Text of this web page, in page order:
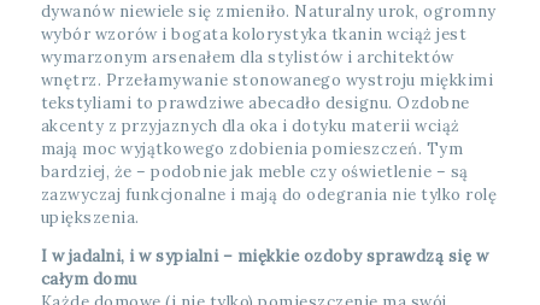
dywanów niewiele się zmieniło. Naturalny urok, ogromny
wybór wzorów i bogata kolorystyka tkanin wciąż jest
wymarzonym arsenałem dla stylistów i architektów
wnętrz. Przełamywanie stonowanego wystroju miękkimi
tekstyliami to prawdziwe abecadło designu. Ozdobne
akcenty z przyjaznych dla oka i dotyku materii wciąż
mają moc wyjątkowego zdobienia pomieszczeń. Tym
bardziej, że – podobnie jak meble czy oświetlenie – są
zazwyczaj funkcjonalne i mają do odegrania nie tylko rolę
upiększenia.
I w jadalni, i w sypialni – miękkie ozdoby sprawdzą się w
całym domu